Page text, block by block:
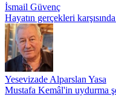
İsmail Güvenç
Hayatın gerçekleri
Yesevizade Alparslan Yasa
Mustafa Kemâl'in uydurma